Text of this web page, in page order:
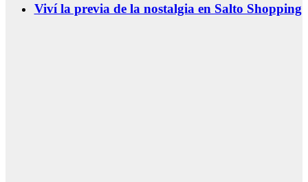
Viví la previa de la nostalgia en Salto Shopping